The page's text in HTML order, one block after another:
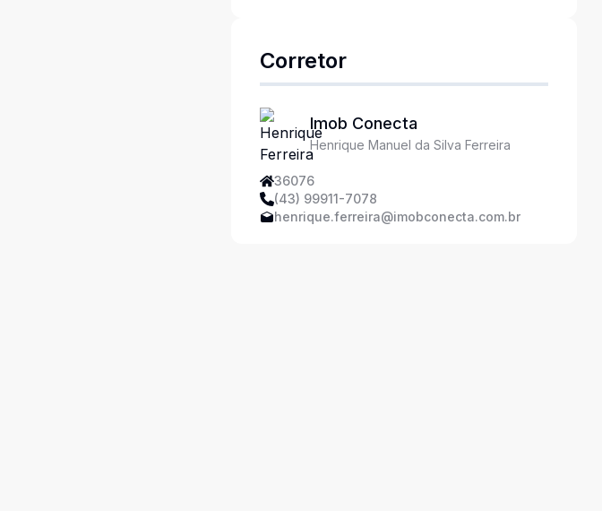
Corretor
Imob Conecta
Henrique Manuel da Silva Ferreira
36076
(43) 99911-7078
henrique.ferreira@imobconecta.com.br